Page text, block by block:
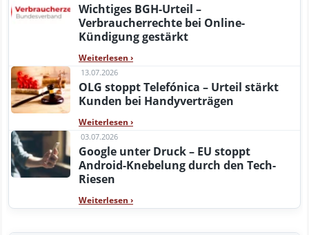
Wichtiges BGH-Urteil –
Verbraucherrechte bei Online-
Kündigung gestärkt
Weiterlesen ›
13.07.2026
OLG stoppt Telefónica – Urteil stärkt
Kunden bei Handyverträgen
Weiterlesen ›
03.07.2026
Google unter Druck – EU stoppt
Android-Knebelung durch den Tech-
Riesen
Weiterlesen ›